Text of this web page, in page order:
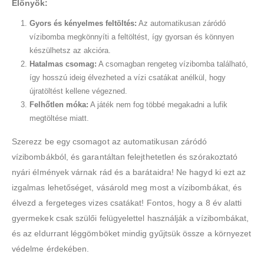
Előnyök:
Gyors és kényelmes feltöltés: Az automatikusan záródó
vízibomba megkönnyíti a feltöltést, így gyorsan és könnyen
készülhetsz az akcióra.
Hatalmas csomag: A csomagban rengeteg vízibomba található,
így hosszú ideig élvezheted a vízi csatákat anélkül, hogy
újratöltést kellene végezned.
Felhőtlen móka: A játék nem fog többé megakadni a lufik
megtöltése miatt.
Szerezz be egy csomagot az automatikusan záródó
vízibombákból, és garantáltan felejthetetlen és szórakoztató
nyári élmények várnak rád és a barátaidra! Ne hagyd ki ezt az
izgalmas lehetőséget, vásárold meg most a vízibombákat, és
élvezd a fergeteges vizes csatákat! Fontos, hogy a 8 év alatti
gyermekek csak szülői felügyelettel használják a vízibombákat,
és az eldurrant léggömböket mindig gyűjtsük össze a környezet
védelme érdekében.